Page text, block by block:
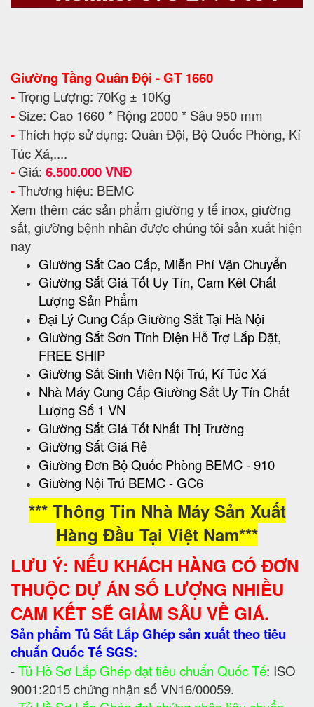
Giường Tầng Quân Đội - GT 1660
-Trọng Lượng: 70Kg ± 10Kg
- Size: Cao 1660 * Rộng 2000 * Sâu 950 mm
-Thích hợp sử dụng: Quân Đội, Bộ Quốc Phòng, Kí
Túc Xá,....
- Giá: 6.500.000 VNĐ
-Thương hiệu: BEMC
Xem thêm các sản phẩm giường y tế inox, giường
sắt, giường bệnh nhân được chúng tôi sản xuất hiện
nay
Giường Sắt Cao Cấp, Miễn Phí Vận Chuyển
Giường Sắt Giá Tốt Uy Tín, Cam Kêt Chất
Lượng Sản Phẩm
Đại Lý Cung Cấp Giường Sắt Tại Hà Nội
Giường Sắt Sơn Tĩnh Điện Hỗ Trợ Lắp Đặt,
FREE SHIP
Giường Sắt Sinh Viên Nội Trú, Kí Túc Xá
Nhà Máy Cung Cấp Giường Sắt Uy Tín Chất
Lượng Số 1 VN
Giường Sắt Giá Tốt Nhất Thị Trường
Giường Sắt Giá Rẻ
Giường Đơn Bộ Quốc Phòng BEMC - 910
Giường Nội Trú BEMC - GC6
*** Thông Tin Nhà Máy Sản Xuất
Hàng Đầu Tại Việt Nam***
LƯU Ý: NẾU KHÁCH HÀNG CÓ ĐƠN
THUỘC DỰ ÁN SỐ LƯỢNG NHIỀU
CAM KẾT SẼ GIẢM SÂU VỀ GIÁ.
Sản phẩm Tủ Sắt Lắp Ghép sản xuất theo tiêu
chuẩn Quốc Tế SGS:
-Tủ Hồ Sơ Lắp Ghép đạt tiêu chuẩn Quốc Tế: ISO
9001:2015 chứng nhận số VN16/00059.